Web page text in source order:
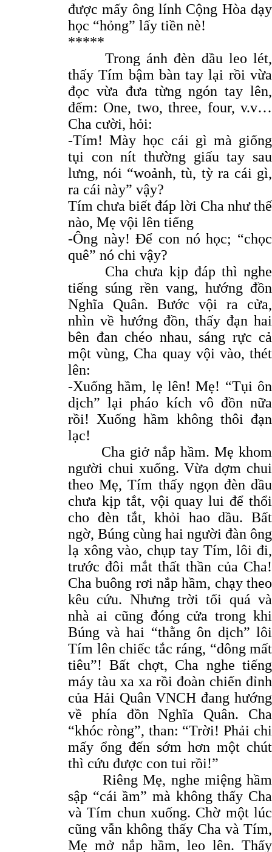
được mấy ông lính Cộng Hòa dạy
học “hỏng” lấy tiền nè!
*****
Trong ánh đèn dầu leo lét,
thấy Tím bậm bàn tay lại rồi vừa
đọc vừa đưa từng ngón tay lên,
đếm: One, two, three, four, v.v…
Cha cười, hỏi:
-Tím! Mày học cái gì mà giống
tụi con nít thường giấu tay sau
lưng, nói “woảnh, tù, tỳ ra cái gì,
ra cái này” vậy?
Tím chưa biết đáp lời Cha như thế
nào, Mẹ vội lên tiếng
-Ông này! Để con nó học; “chọc
quê” nó chi vậy?
Cha chưa kịp đáp thì nghe
tiếng súng rền vang, hướng đồn
Nghĩa Quân. Bước vội ra cửa,
nhìn về hướng đồn, thấy đạn hai
bên đan chéo nhau, sáng rực cả
một vùng, Cha quay vội vào, thét
lên:
-Xuống hầm, lẹ lên! Mẹ! “Tụi ôn
dịch” lại pháo kích vô đồn nữa
rồi! Xuống hầm không thôi đạn
lạc!
Cha giở nắp hầm. Mẹ khom
người chui xuống. Vừa dợm chui
theo Mẹ, Tím thấy ngọn đèn dầu
chưa kịp tắt, vội quay lui để thổi
cho đèn tắt, khỏi hao dầu. Bất
ngờ, Búng cùng hai người đàn ông
lạ xông vào, chụp tay Tím, lôi đi,
trước đôi mắt thất thần của Cha!
Cha buông rơi nắp hầm, chạy theo
kêu cứu. Nhưng trời tối quá và
nhà ai cũng đóng cửa trong khi
Búng và hai “thằng ôn dịch” lôi
Tím lên chiếc tắc ráng, “dông mất
tiêu”! Bất chợt, Cha nghe tiếng
máy tàu xa xa rồi đoàn chiến đỉnh
của Hải Quân VNCH đang hướng
về phía đồn Nghĩa Quân. Cha
“khóc ròng”, than: “Trời! Phải chi
mấy ổng đến sớm hơn một chút
thì cứu được con tui rồi!”
Riêng Mẹ, nghe miệng hầm
sập “cái ầm” mà không thấy Cha
và Tím chun xuống. Chờ một lúc
cũng vẫn không thấy Cha và Tím,
Mẹ mở nắp hầm, leo lên. Thấy